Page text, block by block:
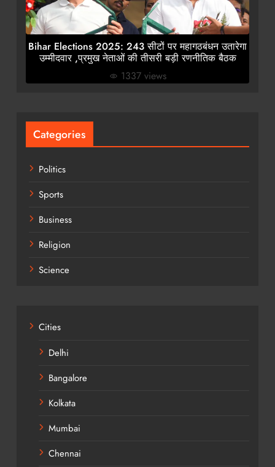
Bihar Elections 2025: 243 सीटों पर महागठबंधन उतारेगा
उम्मीदवार ,प्रमुख नेताओं की तीसरी बड़ी रणनीतिक बैठक
1337 views
Categories
Politics
Sports
Business
Religion
Science
Cities
Delhi
Bangalore
Kolkata
Mumbai
Chennai